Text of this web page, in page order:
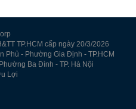
TP.HCM cấp ngày 20/3/2026
Phủ - Phường Gia Định - TP.HCM
Ba Đình - TP. Hà Nội
Lợi